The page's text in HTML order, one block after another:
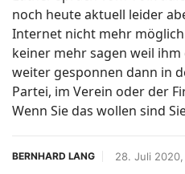
noch heute aktuell leider
Internet nicht mehr
keiner mehr sagen weil
weiter gesponnen dann in
Partei, im Verein oder der
Wenn Sie das wollen sind
BERNHARD LANG 28. Juli 2020,